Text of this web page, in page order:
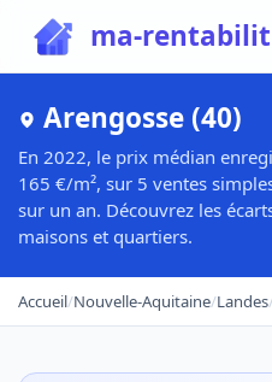
ma-
Arengosse (40)
En 2022, le prix médian
165 €/m², sur 5 ventes
sur un an. Découvrez les
maisons et quartiers.
Accueil/Nouvelle-Aquitaine/Landes